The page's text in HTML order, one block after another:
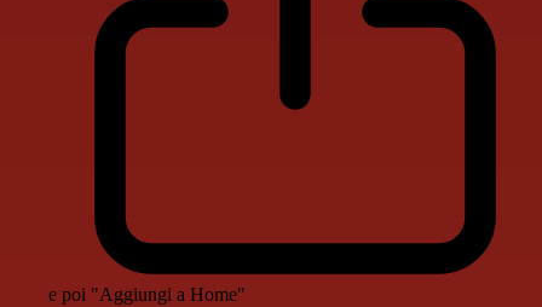
e poi "Aggiungi a Home"